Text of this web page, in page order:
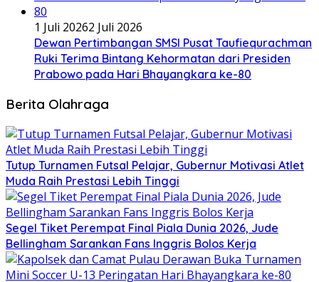
1 Juli 20262 Juli 2026
Dewan Pertimbangan SMSI Pusat Taufiequrachman
Ruki Terima Bintang Kehormatan dari Presiden
Prabowo pada Hari Bhayangkara ke-80
Berita Olahraga
Tutup Turnamen Futsal Pelajar, Gubernur Motivasi Atlet
Muda Raih Prestasi Lebih Tinggi
Segel Tiket Perempat Final Piala Dunia 2026, Jude
Bellingham Sarankan Fans Inggris Bolos Kerja